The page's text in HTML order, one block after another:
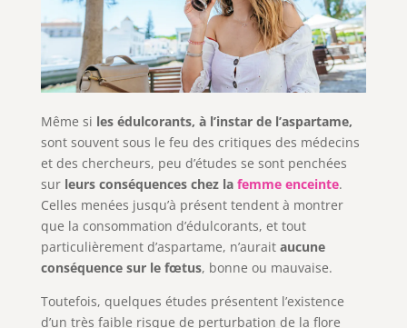
Même si les édulcorants, à l’instar de l’aspartame,
sont souvent sous le feu des critiques des médecins
et des chercheurs, peu d’études se sont penchées
sur leurs conséquences chez la femme enceinte.
Celles menées jusqu’à présent tendent à montrer
que la consommation d’édulcorants, et tout
particulièrement d’aspartame, n’aurait aucune
conséquence sur le fœtus, bonne ou mauvaise.
Toutefois, quelques études présentent l’existence
d’un très faible risque de perturbation de la flore